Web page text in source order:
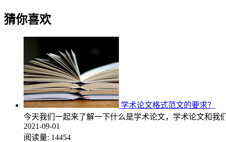
猜你喜欢
学术论文格式范文的要求？
今天我们一起来了解一下什么是学术论文，学术论文和
2021-09-01
阅读量: 14454